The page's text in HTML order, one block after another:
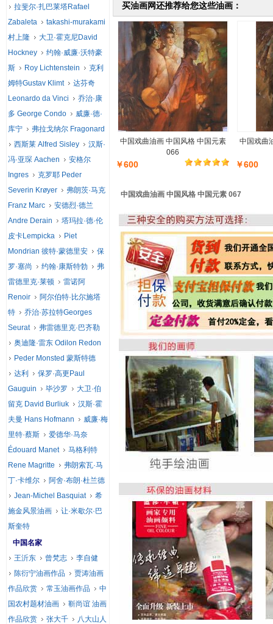
买油画网还推荐给您这些油画：
中国戏曲油画 中国风格 中国元素
066
￥600
中国戏曲
￥600
中国戏曲油画 中国风格 中国元素 067
拉斐尔·扎巴莱塔Rafael
Zabaleta
takashi-murakami
村上隆
大卫·霍克尼David
Hockney
约翰·威廉·沃特豪
斯
Roy Lichtenstein
克利
姆特Gustav Klimt
达芬奇
Leonardo da Vinci
乔治·康
多 George Condo
威廉·德·
库宁
弗拉戈纳尔 Fragonard
西斯莱 Alfred Sisley
汉斯·
冯·亚琛 Aachen
安格尔
Ingres
克罗耶 Peder
Severin Krøyer
弗朗茨·马克
Franz Marc
安德烈·德兰
Andre Derain
塔玛拉·德·伦
皮卡Lempicka
Piet
Mondrian 彼特·蒙德里安
保
罗·塞尚
约翰·康斯特勃
弗
雷德里克·莱顿
雷诺阿
Renoir
阿尔伯特·比尔施塔
特
乔治·苏拉特Georges
Seurat
弗雷德里克·巴齐勒
奥迪隆·雷东 Odilon Redon
Peder Monsted 蒙斯特德
达利
保罗·高更Paul
Gauguin
毕沙罗
大卫·伯
留克 David Burliuk
汉斯·霍
夫曼 Hans Hofmann
威廉·梅
里特·蔡斯
爱德华·马奈
Édouard Manet
马格利特
Rene Magritte
弗朗索瓦·马
丁·卡维尔
阿舍·布朗·杜兰德
Jean-Michel Basquiat
希
施金风景油画
让·米歇尔·巴
斯奎特
中国名家
王沂东
曾梵志
李自健
陈衍宁油画作品
贾涛油画
作品欣赏
常玉油画作品
中
国农村题材油画
靳尚谊 油画
作品欣赏
张大千
八大山人